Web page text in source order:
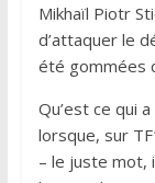
Mikhaïl Piotr
d’attaquer le
été gommées
Qu’est ce qui
lorsque, sur
– le juste mot,